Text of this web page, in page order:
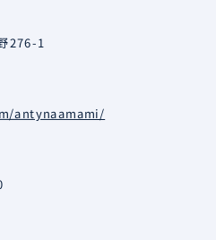
276-1
antynaamami/